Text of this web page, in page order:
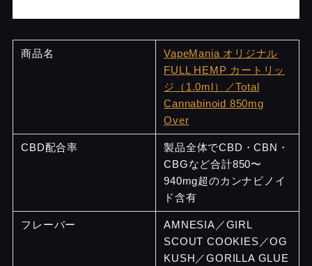
商品名
VapeMania オリジナル
FULL HEMP カートリッ
ジ（1.0ml）／Total
Cannabinoid 850mg
Over
CBD配合率
製品全体でCBD・CBN・
CBGなど合計850〜
940mg超のカンナビノイ
ド含有
フレーバー
AMNESIA／GIRL
SCOUT COOKIES／OG
KUSH／GORILLA GLUE